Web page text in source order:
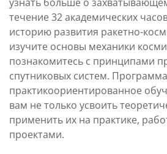
течение 32 академических
историю развития ракетно-
изучите основы механики
познакомитесь с принципами
спутниковых систем.
практикоориентированное
вам не только усвоить
применить их на практике,
проектами.